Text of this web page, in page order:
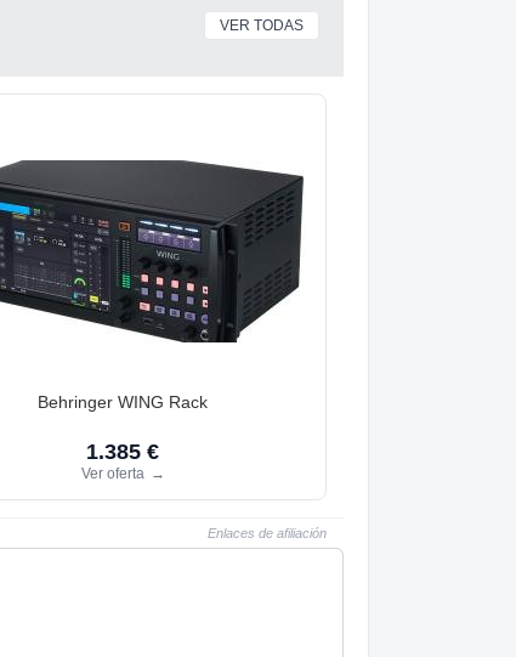
VER TODAS
Behringer WING Rack
1.385 €
Ver oferta →
Enlaces de afiliación